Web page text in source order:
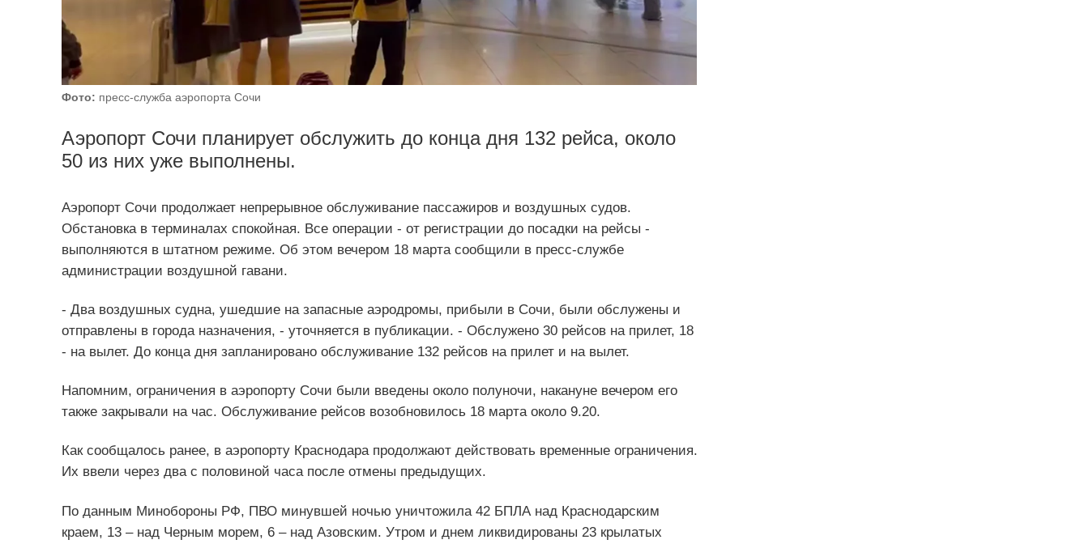
Фото: пресс-служба аэропорта Сочи
Аэропорт Сочи планирует обслужить до конца дня 132 рейса, около
50 из них уже выполнены.
Аэропорт Сочи продолжает непрерывное обслуживание пассажиров и воздушных судов.
Обстановка в терминалах спокойная. Все операции - от регистрации до посадки на рейсы -
выполняются в штатном режиме. Об этом вечером 18 марта сообщили в пресс-службе
администрации воздушной гавани.
- Два воздушных судна, ушедшие на запасные аэродромы, прибыли в Сочи, были обслужены и
отправлены в города назначения, - уточняется в публикации. - Обслужено 30 рейсов на прилет, 18
- на вылет. До конца дня запланировано обслуживание 132 рейсов на прилет и на вылет.
Напомним, ограничения в аэропорту Сочи были введены около полуночи, накануне вечером его
также закрывали на час. Обслуживание рейсов возобновилось 18 марта около 9.20.
Как сообщалось ранее, в аэропорту Краснодара продолжают действовать временные ограничения.
Их ввели через два с половиной часа после отмены предыдущих.
По данным Минобороны РФ, ПВО минувшей ночью уничтожила 42 БПЛА над Краснодарским
краем, 13 – над Черным морем, 6 – над Азовским. Утром и днем ликвидированы 23 крылатых